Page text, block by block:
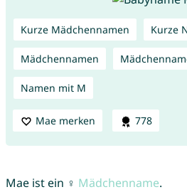
Kurze Mädchennamen Kurze
Mädchennamen
Namen mit M
Mae merken 778
Mae ist ein ♀ Mädchenname.